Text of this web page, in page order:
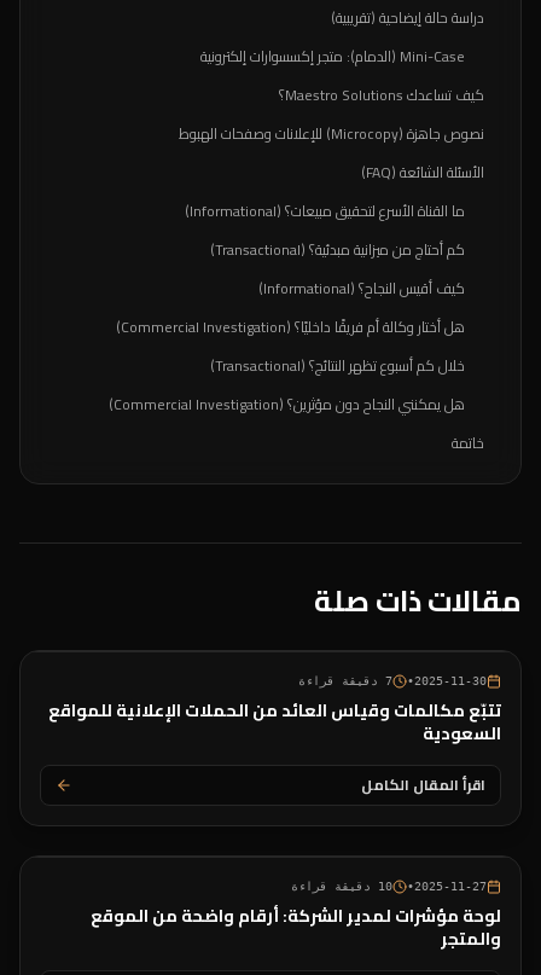
دراسة حالة إيضاحية (تقريبية)
Mini-Case (الدمام): متجر إكسسوارات إلكترونية
كيف تساعدك Maestro Solutions؟
نصوص جاهزة (Microcopy) للإعلانات وصفحات الهبوط
الأسئلة الشائعة (FAQ)
ما القناة الأسرع لتحقيق مبيعات؟ (Informational)
كم أحتاج من ميزانية مبدئية؟ (Transactional)
كيف أقيس النجاح؟ (Informational)
هل أختار وكالة أم فريقًا داخليًا؟ (Commercial Investigation)
خلال كم أسبوع تظهر النتائج؟ (Transactional)
هل يمكنني النجاح دون مؤثرين؟ (Commercial Investigation)
خاتمة
مقالات ذات صلة
2025-11-30
•
7 دقيقة قراءة
تتبّع مكالمات وقياس العائد من الحملات الإعلانية للمواقع
السعودية
اقرأ المقال الكامل
2025-11-27
•
10 دقيقة قراءة
لوحة مؤشرات لمدير الشركة: أرقام واضحة من الموقع
والمتجر